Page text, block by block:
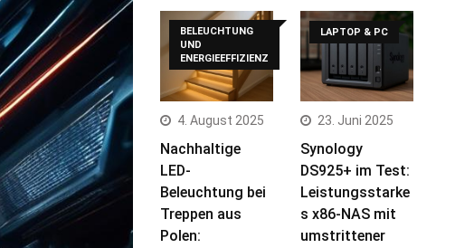
BELEUCHTUNG
UND
ENERGIEEFFIZIENZ
4. August 2025
Nachhaltige
LED-
Beleuchtung bei
Treppen aus
Polen:
LAPTOP & PC
23. Juni 2025
Synology
DS925+ im Test:
Leistungsstarke
s x86-NAS mit
umstrittener